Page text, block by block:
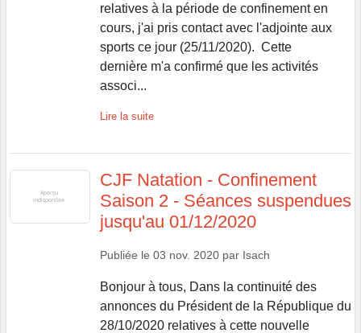
relatives à la période de confinement en
cours, j'ai pris contact avec l'adjointe aux
sports ce jour (25/11/2020). Cette
dernière m'a confirmé que les activités
associ...
Lire la suite
CJF Natation - Confinement
Saison 2 - Séances suspendues
jusqu'au 01/12/2020
Publiée le 03 nov. 2020 par Isach
Bonjour à tous, Dans la continuité des
annonces du Président de la République du
28/10/2020 relatives à cette nouvelle